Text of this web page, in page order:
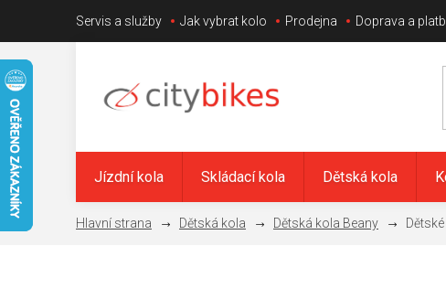
obsah
Servis a služby Jak vybrat kolo Prodejna Doprava a
Jízdní kola Skládací kola Dětská kola
Dětská kola Dětská kola Beany